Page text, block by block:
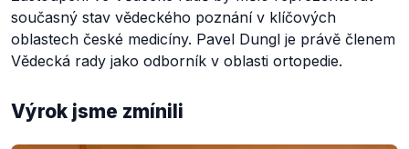
současný stav vědeckého poznání v klíčových
oblastech české medicíny. Pavel Dungl je právě členem
Vědecká rady jako odborník v oblasti ortopedie.
Výrok jsme zmínili